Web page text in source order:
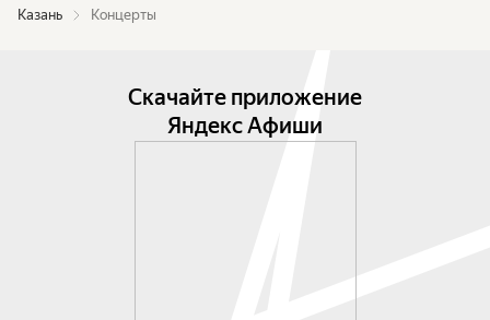
Казань Концерты
Скачайте приложение
Яндекс Афиши